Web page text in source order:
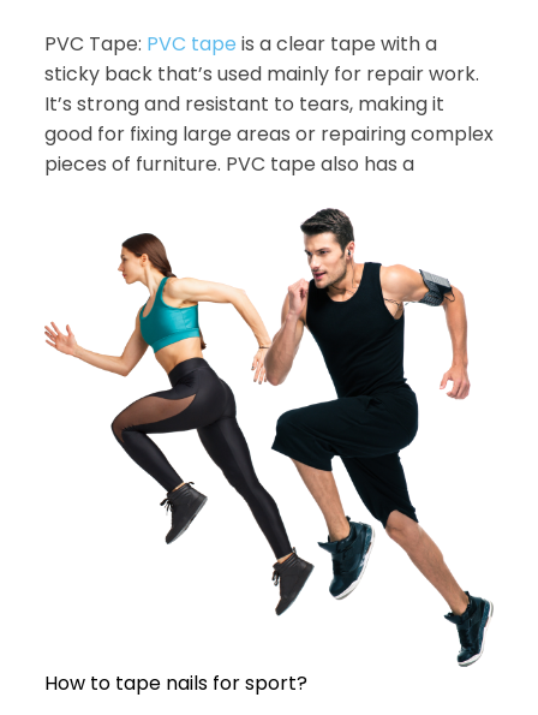
PVC Tape: PVC tape is a clear tape with a
sticky back that’s used mainly for repair work.
It’s strong and resistant to tears, making it
good for fixing large areas or repairing complex
pieces of furniture. PVC tape also has a
How to tape nails for sport?